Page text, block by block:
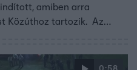
amiben arra
Közúthoz tartozik. Az